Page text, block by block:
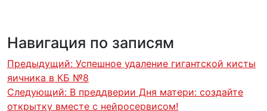
Навигация по записям
Предыдущий: Успешное удаление гигантской кисты
яичника в КБ №8
Следующий: В преддверии Дня матери: создайте
открытку вместе с нейросервисом!